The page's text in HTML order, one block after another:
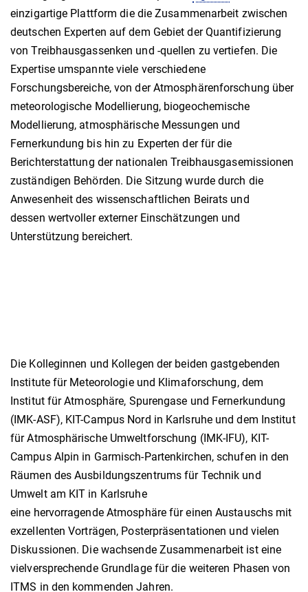
einzigartige Plattform die die Zusammenarbeit zwischen
deutschen Experten auf dem Gebiet der Quantifizierung
von Treibhausgassenken und -quellen zu vertiefen. Die
Expertise umspannte viele verschiedene
Forschungsbereiche, von der Atmosphärenforschung über
meteorologische Modellierung, biogeochemische
Modellierung, atmosphärische Messungen und
Fernerkundung bis hin zu Experten der für die
Berichterstattung der nationalen Treibhausgasemissionen
zuständigen Behörden. Die Sitzung wurde durch die
Anwesenheit des wissenschaftlichen Beirats und
dessen wertvoller externer Einschätzungen und
Unterstützung bereichert.
Die Kolleginnen und Kollegen der beiden gastgebenden
Institute für Meteorologie und Klimaforschung, dem
Institut für Atmosphäre, Spurengase und Fernerkundung
(IMK-ASF), KIT-Campus Nord in Karlsruhe und dem Institut
für Atmosphärische Umweltforschung (IMK-IFU), KIT-
Campus Alpin in Garmisch-Partenkirchen, schufen in den
Räumen des Ausbildungszentrums für Technik und
Umwelt am KIT in Karlsruhe
eine hervorragende Atmosphäre für einen Austauschs mit
exzellenten Vorträgen, Posterpräsentationen und vielen
Diskussionen. Die wachsende Zusammenarbeit ist eine
vielversprechende Grundlage für die weiteren Phasen von
ITMS in den kommenden Jahren.